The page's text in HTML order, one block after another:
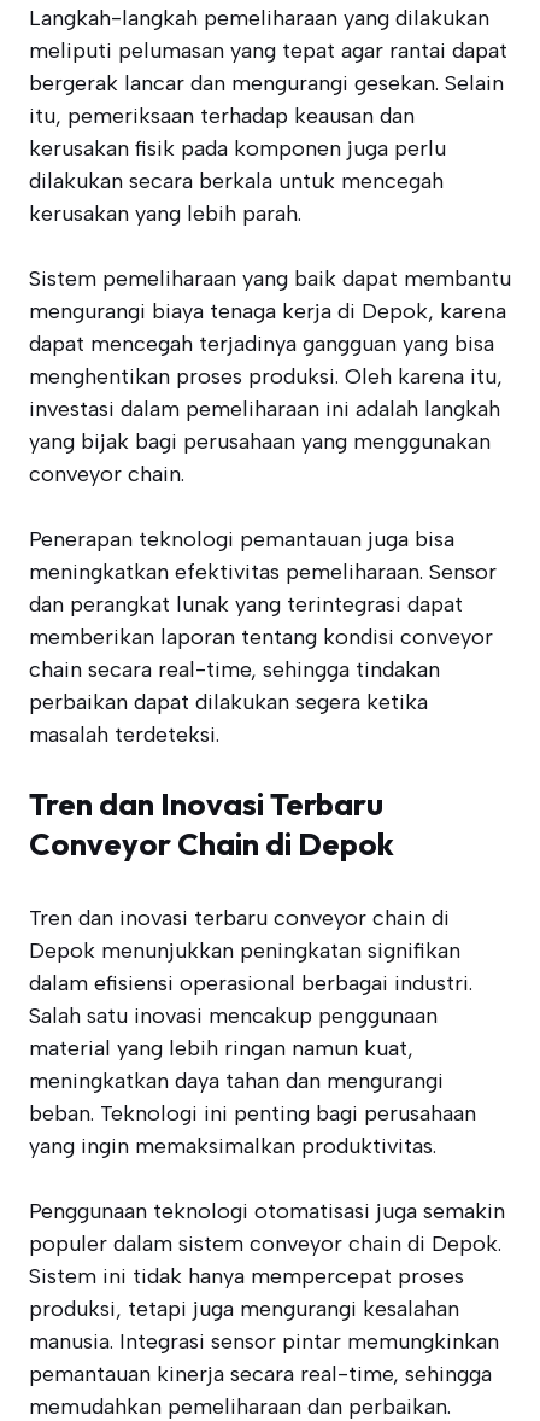
Langkah-langkah pemeliharaan yang dilakukan
meliputi pelumasan yang tepat agar rantai dapat
bergerak lancar dan mengurangi gesekan. Selain
itu, pemeriksaan terhadap keausan dan
kerusakan fisik pada komponen juga perlu
dilakukan secara berkala untuk mencegah
kerusakan yang lebih parah.
Sistem pemeliharaan yang baik dapat membantu
mengurangi biaya tenaga kerja di Depok, karena
dapat mencegah terjadinya gangguan yang bisa
menghentikan proses produksi. Oleh karena itu,
investasi dalam pemeliharaan ini adalah langkah
yang bijak bagi perusahaan yang menggunakan
conveyor chain.
Penerapan teknologi pemantauan juga bisa
meningkatkan efektivitas pemeliharaan. Sensor
dan perangkat lunak yang terintegrasi dapat
memberikan laporan tentang kondisi conveyor
chain secara real-time, sehingga tindakan
perbaikan dapat dilakukan segera ketika
masalah terdeteksi.
Tren dan Inovasi Terbaru
Conveyor Chain di Depok
Tren dan inovasi terbaru conveyor chain di
Depok menunjukkan peningkatan signifikan
dalam efisiensi operasional berbagai industri.
Salah satu inovasi mencakup penggunaan
material yang lebih ringan namun kuat,
meningkatkan daya tahan dan mengurangi
beban. Teknologi ini penting bagi perusahaan
yang ingin memaksimalkan produktivitas.
Penggunaan teknologi otomatisasi juga semakin
populer dalam sistem conveyor chain di Depok.
Sistem ini tidak hanya mempercepat proses
produksi, tetapi juga mengurangi kesalahan
manusia. Integrasi sensor pintar memungkinkan
pemantauan kinerja secara real-time, sehingga
memudahkan pemeliharaan dan perbaikan.